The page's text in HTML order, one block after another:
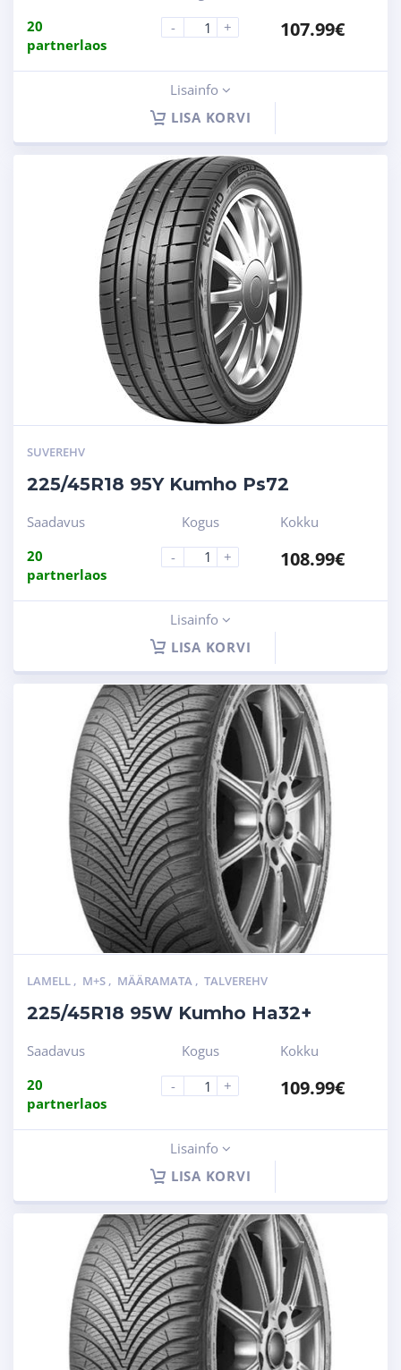
20
partnerlaos
-
+ 107.99€
Lisainfo
LISA KORVI
SUVEREHV
225/45R18 95Y Kumho Ps72
Saadavus
20
partnerlaos
Kogus
-
+
Kokku
108.99€
Lisainfo
LISA KORVI
LAMELL , M+S , MÄÄRAMATA , TALVEREHV
225/45R18 95W Kumho Ha32+
Saadavus
20
partnerlaos
Kogus
-
+
Kokku
109.99€
Lisainfo
LISA KORVI